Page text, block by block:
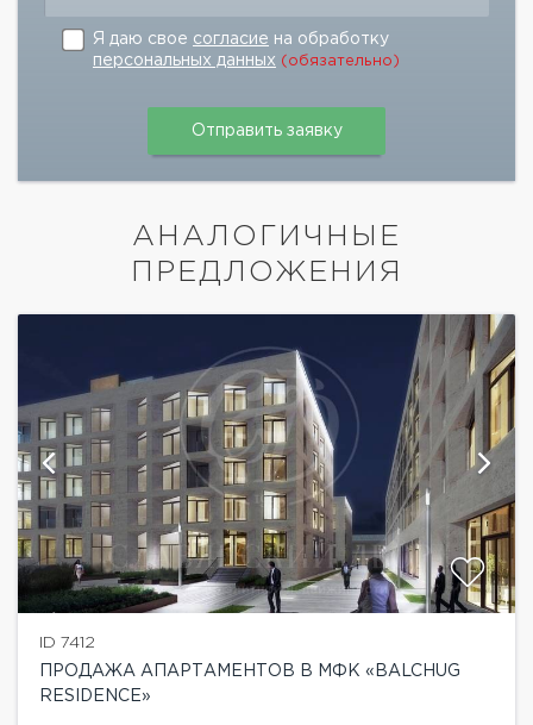
Я даю свое согласие на обработку
персональных данных (обязательно)
АНАЛОГИЧНЫЕ
ПРЕДЛОЖЕНИЯ
ID 7412
ПРОДАЖА АПАРТАМЕНТОВ В МФК «BALCHUG
RESIDENCE»